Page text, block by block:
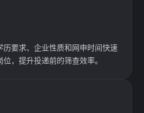
历要求、企业性质和网申时间快速
，提升投递前的筛查效率。